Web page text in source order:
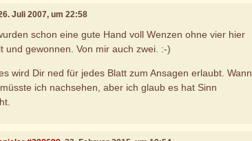
Juli 2007, um 22:58
schon eine gute Hand voll Wenzen ohne vier hier
und gewonnen. Von mir auch zwei. :-)
wird Dir ned für jedes Blatt zum Ansagen erlaubt. Wann
ich nachsehen, aber ich glaub es hat Sinn